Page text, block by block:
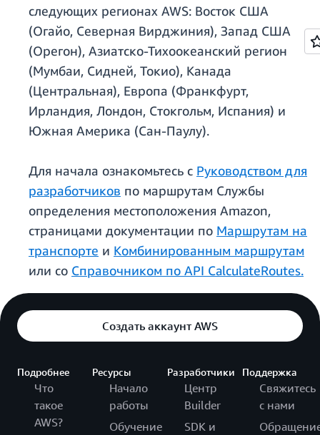
следующих регионах AWS: Восток США
(Огайо, Северная Вирджиния), Запад США
(Орегон), Азиатско-Тихоокеанский регион
(Мумбаи, Сидней, Токио), Канада
(Центральная), Европа (Франкфурт,
Ирландия, Лондон, Стокгольм, Испания) и
Южная Америка (Сан-Паулу).
Для начала ознакомьтесь с Руководством для
разработчиков по маршрутам Службы
определения местоположения Amazon,
страницами документации по Маршрутам на
транспорте и Комбинированным маршрутам
или со Справочником по API CalculateRoutes.
Создать аккаунт AWS
Подробнее
Что
такое
AWS?
Ресурсы
Начало
работы
Обучение
Разработчики
Центр
Builder
SDK и
Поддержка
Свяжитесь
с нами